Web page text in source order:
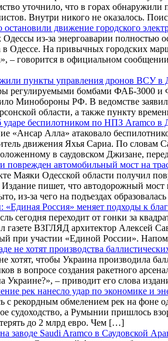
уточнило, что в горах
Внутри никого не оказалось.
движение городского
из-за энергоаварии полностью
в Одессе. На привычных городских
– говорится в официальном
пункты управления дронов ВСУ в
регулируемыми бомбами ФАБ-3000 и
Минобороны РФ. В ведомстве
области, а также пункту
ударе беспилотником по НПЗ Aramco в
«Ансар Алла» атаковало
движения Яхья Сариа. По словам
в саудовском Джизане,
поврежден автомобильный мост на
Маяки Одесской области получил
Издание пишет, что автодорожный
из-за чего на подъездах
Россия» меняет подходы к
сегодня переходит от гонки за
газете ВЗГЛЯД архитектор Алексей
при участии «Единой России».
не хотят производства
хотят, чтобы Украина производила
в вопросе создания ракетного
Украине?», – приводит его слова
рек нанесло удар по экономике и
с рекордным обмелением рек на фоне
судоходство, а Румынии пришлось
до 2 млрд евро. Чем […]
заводе Saudi Aramco в Саудовской